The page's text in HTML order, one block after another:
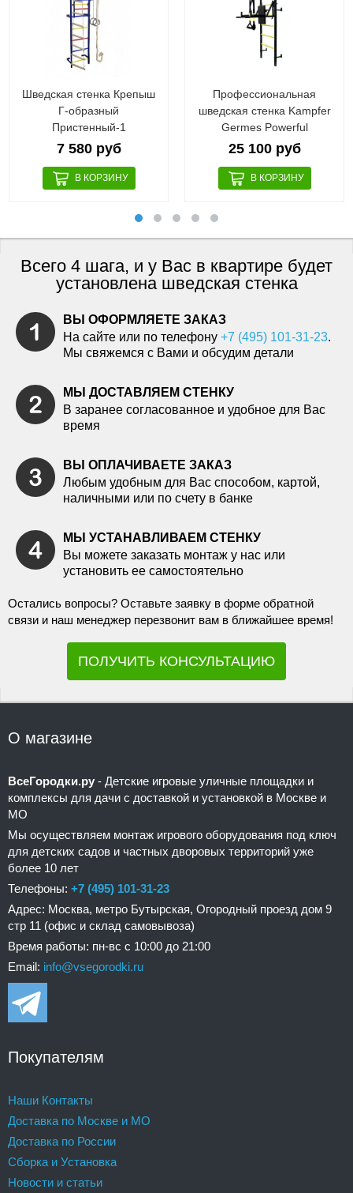
Шведская стенка Крепыш
Г-образный
Пристенный-1
7 580 руб
Профессиональная
шведская стенка Kampfer
Germes Powerful
25 100 руб
Всего 4 шага, и у Вас в квартире будет
установлена шведская стенка
ВЫ ОФОРМЛЯЕТЕ ЗАКАЗ
На сайте или по телефону +7 (495) 101-31-23.
Мы свяжемся с Вами и обсудим детали
МЫ ДОСТАВЛЯЕМ СТЕНКУ
В заранее согласованное и удобное для Вас
время
ВЫ ОПЛАЧИВАЕТЕ ЗАКАЗ
Любым удобным для Вас способом, картой,
наличными или по счету в банке
МЫ УСТАНАВЛИВАЕМ СТЕНКУ
Вы можете заказать монтаж у нас или
установить ее самостоятельно
Остались вопросы? Оставьте заявку в форме обратной
связи и наш менеджер перезвонит вам в ближайшее время!
ПОЛУЧИТЬ КОНСУЛЬТАЦИЮ
О магазине
ВсеГородки.ру - Детские игровые уличные площадки и
комплексы для дачи с доставкой и установкой в Москве и
МО
Мы осуществляем монтаж игрового оборудования под ключ
для детских садов и частных дворовых территорий уже
более 10 лет
Телефоны: +7 (495) 101-31-23
Адрес: Москва, метро Бутырская, Огородный проезд дом 9
стр 11 (офис и склад самовывоза)
Время работы: пн-вс с 10:00 до 21:00
Email: info@vsegorodki.ru
Покупателям
Наши Контакты
Доставка по Москве и МО
Доставка по России
Сборка и Установка
Новости и статьи